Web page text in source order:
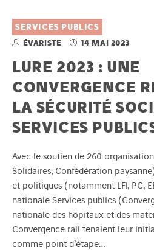
SERVICES PUBLICS
ÉVARISTE 14 MAI 2023
LURE 2023 : UNE
CONVERGENCE
LA SÉCURITÉ
SERVICES
Avec le soutien de 260
Solidaires, Confédération
et politiques (notamment LFI, PC,
nationale Services publics
nationale des hôpitaux et des
Convergence rail tenaient leur
comme point d’étape…